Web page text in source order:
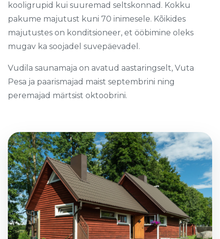
kooligrupid kui suuremad seltskonnad. Kokku
pakume majutust kuni 70 inimesele. Kõikides
majutustes on konditsioneer, et ööbimine oleks
mugav ka soojadel suvepäevadel.
Vudila saunamaja on avatud aastaringselt, Vuta
Pesa ja paarismajad maist septembrini ning
peremajad märtsist oktoobrini.